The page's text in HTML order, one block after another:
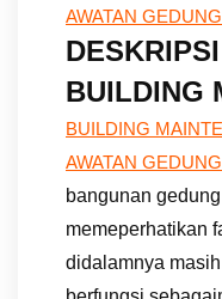
AWATAN
BUILDING
BUILDING
AWATAN
bangunan
memeperhatikan
didalamnya